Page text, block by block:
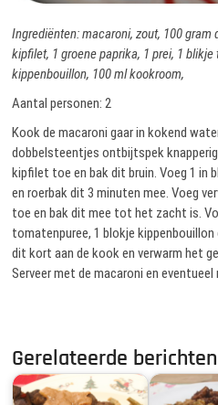
Ingrediënten: macaroni, zout, 100
kipfilet, 1 groene paprika, 1 prei, 1
kippenbouillon, 100 ml kookroom,
Aantal personen: 2
Kook de macaroni gaar in kokend
dobbelsteentjes ontbijtspek
kipfilet toe en bak dit bruin. Voeg 1 in
en roerbak dit 3 minuten mee. Voeg
toe en bak dit mee tot het zacht is.
tomatenpuree, 1 blokje
dit kort aan de kook en verwarm het
Serveer met de macaroni en
Gerelateerde